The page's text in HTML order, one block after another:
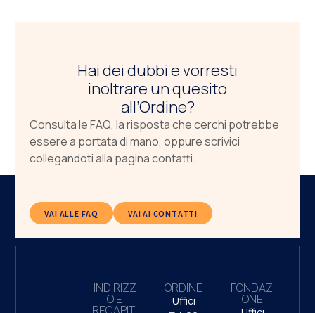
Hai dei dubbi e vorresti
inoltrare un quesito
all’Ordine?
Consulta le FAQ, la risposta che cerchi potrebbe
essere a portata di mano, oppure scrivici
collegandoti alla pagina contatti.
VAI ALLE FAQ VAI AI CONTATTI
INDIRIZZ
O E
ORDINE
Uffici
FONDAZI
ONE